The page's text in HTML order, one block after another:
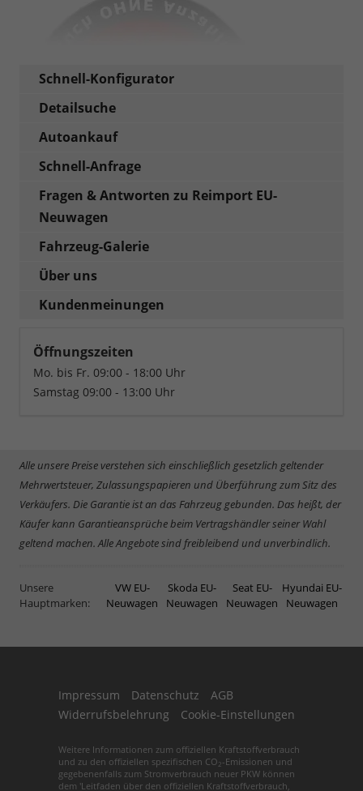
Schnell-Konfigurator
Detailsuche
Autoankauf
Schnell-Anfrage
Fragen & Antworten zu Reimport EU-
Neuwagen
Fahrzeug-Galerie
Über uns
Kundenmeinungen
Öffnungszeiten
Mo. bis Fr. 09:00 - 18:00 Uhr
Samstag 09:00 - 13:00 Uhr
Alle unsere Preise verstehen sich einschließlich gesetzlich geltender
Mehrwertsteuer, Zulassungspapieren und Überführung zum Sitz des
Verkäufers. Die Garantie ist an das Fahrzeug gebunden. Das heißt, der
Käufer kann Garantieansprüche beim Vertragshändler seiner Wahl
geltend machen. Alle Angebote sind freibleibend und unverbindlich.
Unsere
Hauptmarken:
VW EU-
Neuwagen
Skoda EU-
Neuwagen
Seat EU-
Neuwagen
Hyundai EU-
Neuwagen
Impressum Datenschutz
AGB
Widerrufsbelehrung
Cookie-Einstellungen
Weitere Informationen zum offiziellen Kraftstoffverbrauch
und zu den offiziellen spezifischen CO2 -Emissionen und
gegebenenfalls zum Stromverbrauch neuer PKW können
dem 'Leitfaden über den offiziellen Kraftstoffverbrauch,